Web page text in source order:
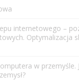
internetowego –
Optymalizacja
w przemyśle.